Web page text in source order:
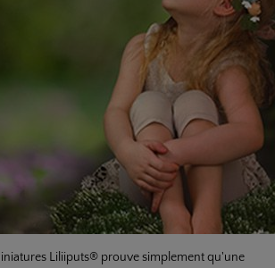
Liliiputs® prouve simplement qu'une